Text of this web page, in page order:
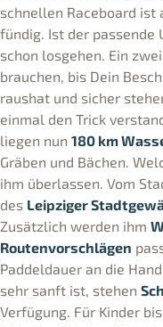
schnellen Raceboard
fündig. Ist der passende
schon losgehen. Ein
brauchen, bis Dein
raushat und sicher
einmal den Trick
liegen nun 180 km
Gräben und Bächen.
ihm überlassen. Vom
des Leipziger
Zusätzlich werden ihm
Routenvorschlägen
Paddeldauer an die
sehr sanft ist, stehen
Verfügung. Für Kinder